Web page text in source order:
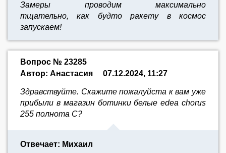
Замеры проводим максимально
тщательно, как будто ракету в космос
запускаем!
Вопрос № 23285
Автор: Анастасия
07.12.2024, 11:27
Здравствуйте. Скажите пожалуйста к вам уже
прибыли в магазин ботинки белые edea chorus
255 полнота С?
Отвечает: Михаил